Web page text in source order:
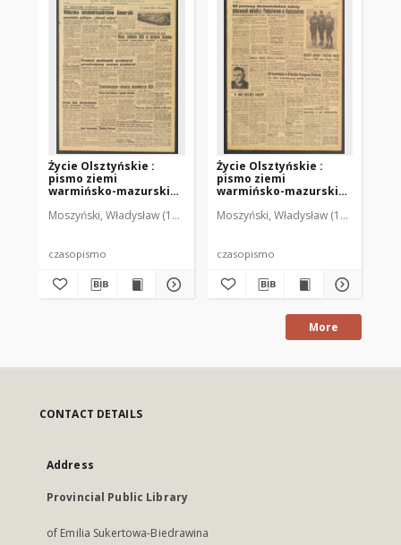
Życie Olsztyńskie :
pismo ziemi
warmińsko-mazurskiej,
Moszyński, Władysław (1922-2001). Red. Mroczkowski, Włodzimierz
czasopismo
Życie Olsztyńskie :
pismo ziemi
warmińsko-mazurskiej,
Moszyński, Władysław (1922-2001).
czasopismo
More
CONTACT DETAILS
Address
Provincial Public Library
of Emilia Sukertowa-Biedrawina